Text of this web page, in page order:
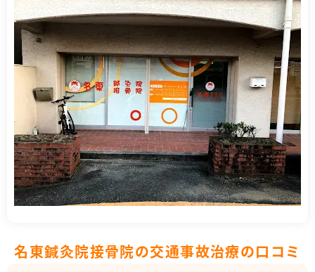
名東鍼灸院接骨院の交通事故治療の口コミ